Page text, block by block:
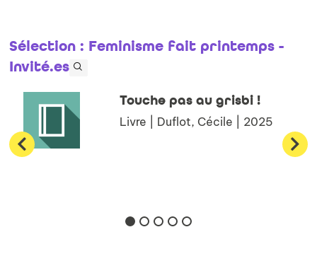
Sélection : Feminisme fait printemps -
Invité.es
Touche pas au grisbi !
Livre | Duflot, Cécile | 2025